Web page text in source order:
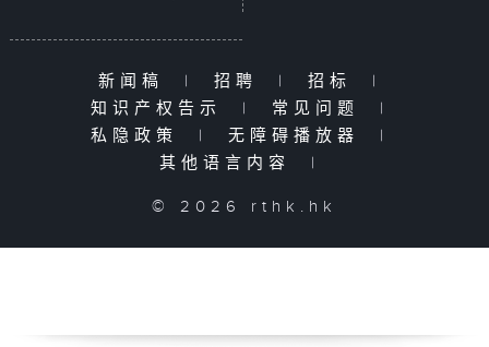
新闻稿 | 招聘 | 招标
|
知识产权告示
| 常见问题
|
私隐政策
| 无障碍播放器
|
其他语言内容
|
© 2026 rthk.hk